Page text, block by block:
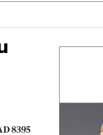
8395